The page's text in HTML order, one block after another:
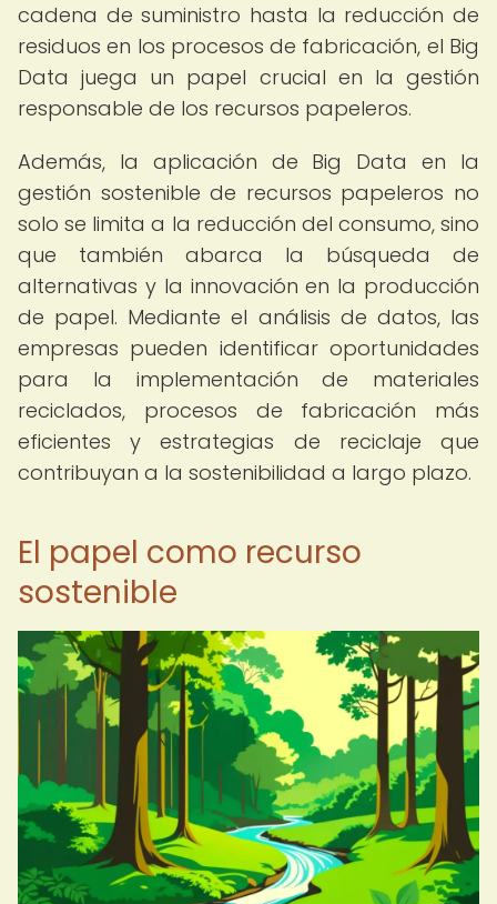
cadena de suministro hasta la reducción de
residuos en los procesos de fabricación, el Big
Data juega un papel crucial en la gestión
responsable de los recursos papeleros.
Además, la aplicación de Big Data en la
gestión sostenible de recursos papeleros no
solo se limita a la reducción del consumo, sino
que también abarca la búsqueda de
alternativas y la innovación en la producción
de papel. Mediante el análisis de datos, las
empresas pueden identificar oportunidades
para la implementación de materiales
reciclados, procesos de fabricación más
eficientes y estrategias de reciclaje que
contribuyan a la sostenibilidad a largo plazo.
El papel como recurso
sostenible